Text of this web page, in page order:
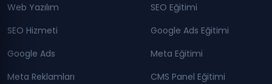
Web Yazılım
SEO Hizmeti
Google Ads
Meta Reklamları
SEO Eğitimi
Google Ads Eğitimi
Meta Eğitimi
CMS Panel Eğitimi